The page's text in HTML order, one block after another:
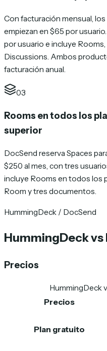
Con facturación mensual,
empiezan en $65 por
por usuario e incluye
Discussions. Ambos
facturación anual.
03
Rooms en todos los
superior
DocSend reserva Spaces
$250 al mes, con tres
incluye Rooms en todos los
Room y tres documentos.
HummingDeck / DocSend
HummingDeck vs
Precios
HummingDeck
Precios
Plan gratuito